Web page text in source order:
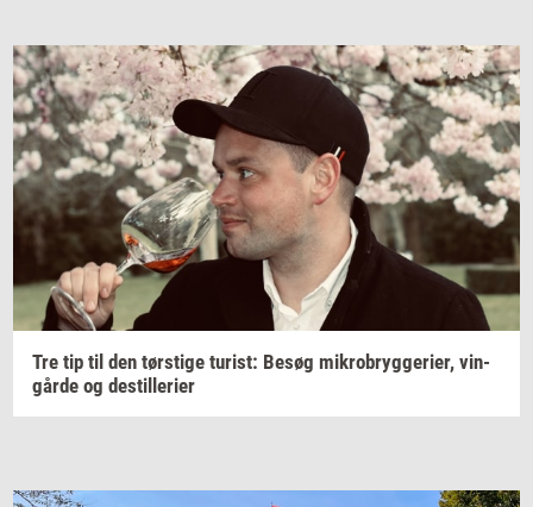
Tre tip til den tørsti­ge turist: Besøg mi­kro­bryg­ge­ri­er, vin­
går­de og destil­le­ri­er